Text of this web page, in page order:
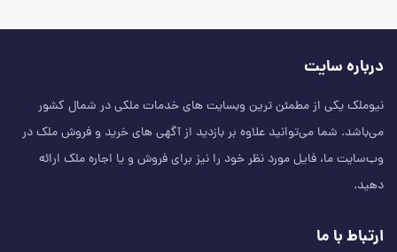
درباره سایت
نیوملک یکی از مطمئن‌ ترین وبسایت های خدمات ملکی در شمال کشور
می‌باشد. شما می‌توانید علاوه بر بازدید از آگهی های خرید و فروش ملک در
وب‌سایت ما، فایل مورد نظر خود را نیز برای فروش و یا اجاره ملک ارائه
دهید.
ارتباط با ما